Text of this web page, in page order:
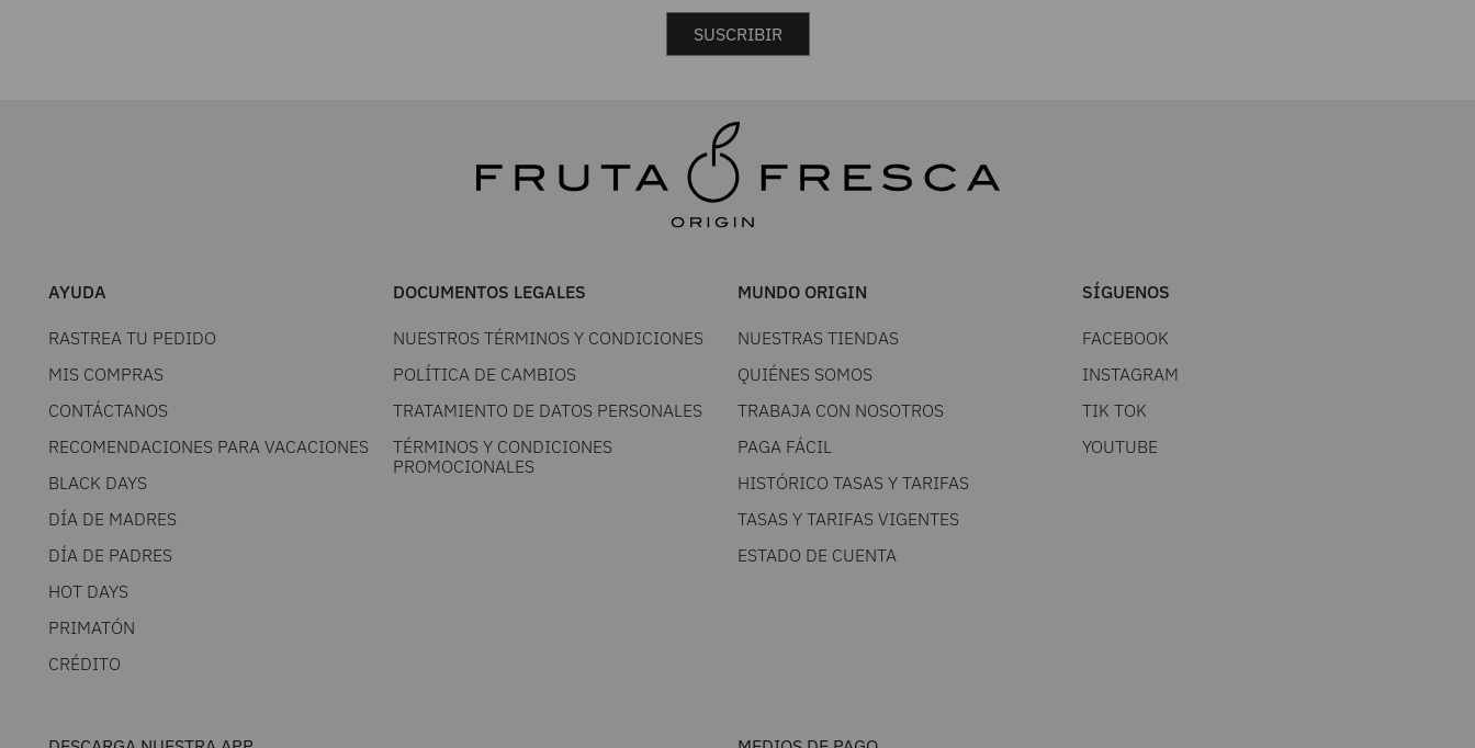
SUSCRIBIR
AYUDA
RASTREA TU PEDIDO
MIS COMPRAS
CONTÁCTANOS
RECOMENDACIONES PARA VACACIONES
BLACK DAYS
DÍA DE MADRES
DÍA DE PADRES
HOT DAYS
PRIMATÓN
CRÉDITO
DOCUMENTOS LEGALES
NUESTROS TÉRMINOS Y CONDICIONES
POLÍTICA DE CAMBIOS
TRATAMIENTO DE DATOS PERSONALES
TÉRMINOS Y CONDICIONES
PROMOCIONALES
MUNDO ORIGIN
NUESTRAS TIENDAS
QUIÉNES SOMOS
TRABAJA CON NOSOTROS
PAGA FÁCIL
HISTÓRICO TASAS Y TARIFAS
TASAS Y TARIFAS VIGENTES
ESTADO DE CUENTA
SÍGUENOS
FACEBOOK
INSTAGRAM
TIK TOK
YOUTUBE